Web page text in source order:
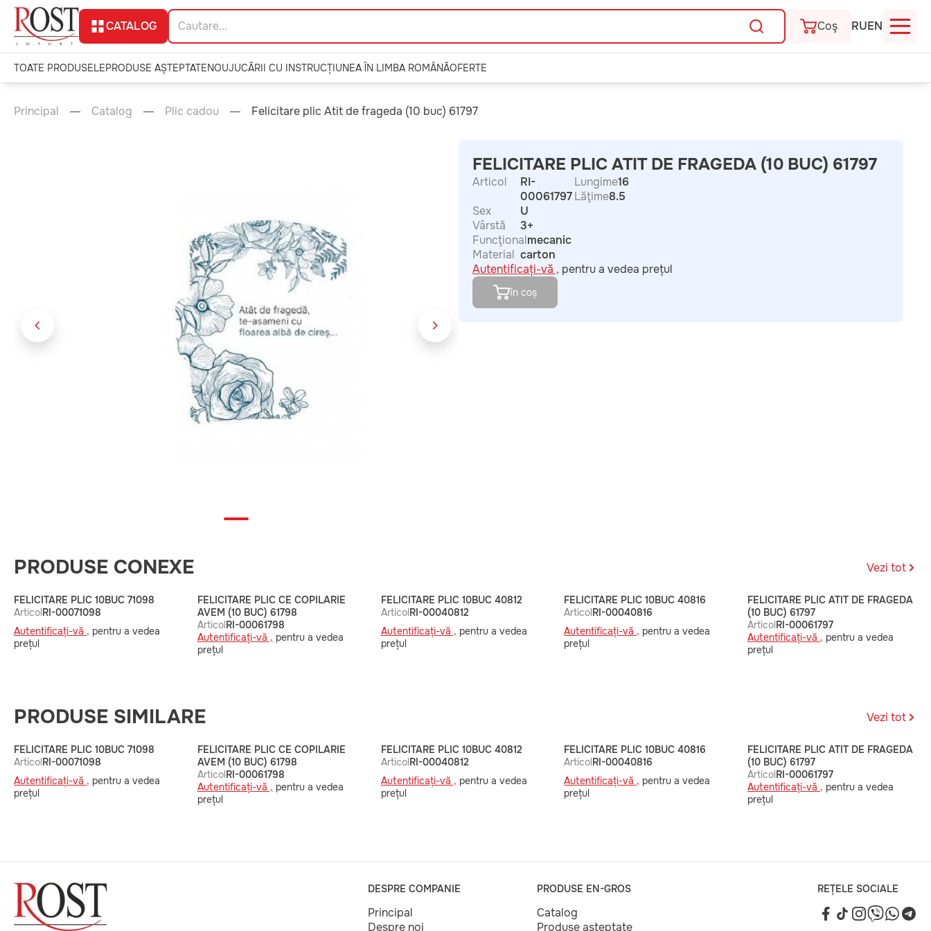
CATALOG Coş RUEN
TOATE PRODUSELEPRODUSE AȘTEPTATENOUJUCĂRII CU INSTRUCȚIUNEA ÎN LIMBA ROMÂNĂOFERTE
Principal Catalog Plic cadou Felicitare plic Atit de frageda (10 buc) 61797
FELICITARE PLIC ATIT DE FRAGEDA (10 BUC) 61797
Articol
RI-
00061797
Sex
U
Vârstă
3+
Funcţionalmecanic
Material carton
Lungime16
Lăţime8.5
Autentificați-vă , pentru a vedea prețul
în coș
PRODUSE CONEXE Vezi tot
FELICITARE PLIC 10BUC 71098
ArticolRI-00071098
Autentificați-vă , pentru a vedea
prețul
FELICITARE PLIC CE COPILARIE
AVEM (10 BUC) 61798
ArticolRI-00061798
Autentificați-vă , pentru a vedea
prețul
FELICITARE PLIC 10BUC 40812
ArticolRI-00040812
Autentificați-vă , pentru a vedea
prețul
FELICITARE PLIC 10BUC 40816
ArticolRI-00040816
Autentificați-vă , pentru a vedea
prețul
FELICITARE PLIC ATIT DE FRAGEDA
(10 BUC) 61797
ArticolRI-00061797
Autentificați-vă , pentru a vedea
prețul
PRODUSE SIMILARE Vezi tot
FELICITARE PLIC 10BUC 71098
ArticolRI-00071098
Autentificați-vă , pentru a vedea
prețul
FELICITARE PLIC CE COPILARIE
AVEM (10 BUC) 61798
ArticolRI-00061798
Autentificați-vă , pentru a vedea
prețul
FELICITARE PLIC 10BUC 40812
ArticolRI-00040812
Autentificați-vă , pentru a vedea
prețul
FELICITARE PLIC 10BUC 40816
ArticolRI-00040816
Autentificați-vă , pentru a vedea
prețul
FELICITARE PLIC ATIT DE FRAGEDA
(10 BUC) 61797
ArticolRI-00061797
Autentificați-vă , pentru a vedea
prețul
DESPRE COMPANIE
Principal
Despre noi
PRODUSE EN-GROS
Catalog
Produse așteptate
REȚELE SOCIALE